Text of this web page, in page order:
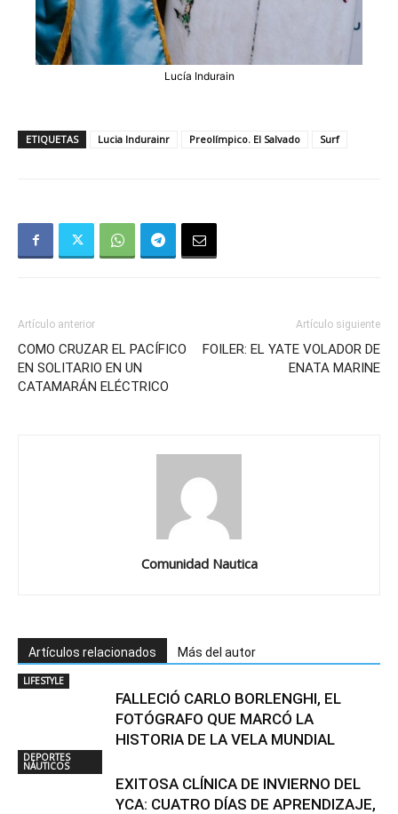
Lucía Indurain
ETIQUETAS Lucia Indurainr Preolímpico. El Salvado Surf
Artículo anterior
COMO CRUZAR EL PACÍFICO
EN SOLITARIO EN UN
CATAMARÁN ELÉCTRICO
Artículo siguiente
FOILER: EL YATE VOLADOR DE
ENATA MARINE
Comunidad Nautica
Artículos relacionados Más del autor
LIFESTYLE
FALLECIÓ CARLO BORLENGHI, EL
FOTÓGRAFO QUE MARCÓ LA
HISTORIA DE LA VELA MUNDIAL
DEPORTES
NÁUTICOS
EXITOSA CLÍNICA DE INVIERNO DEL
YCA: CUATRO DÍAS DE APRENDIZAJE,